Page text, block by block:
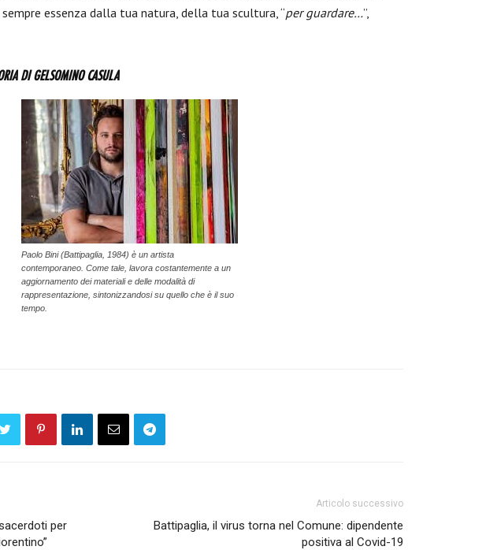
essenza dalla tua natura, della tua scultura, “per guardare…”,
DI GELSOMINO CASULA
Paolo Bini (Battipaglia, 1984) è un artista
contemporaneo. Come tale, lavora costantemente a un
aggiornamento dei materiali e delle modalità di
rappresentazione, sintonizzandosi su quello che è il suo
tempo.
per
Articolo successivo
Battipaglia, il virus torna nel Comune: dipendente
positiva al Covid-19